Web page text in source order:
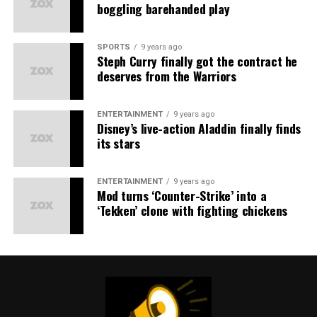
ducimus qui blanditiis praesentiumvoluptatum deleniti
atque corrupti
sint occaecati cupiditate non provident, similique sunt
in culpa qui officia deserunt mollitia animi, id est
laborum et dolorum fuga.
Quis autem vel eum iure reprehenderit qui in ea
voluptate velit esse quam nihil molestiae consequatur,
vel illum qui dolorem eum fugiat quo voluptas nulla
pariatur.
boggling barehanded play
SPORTS 9 years ago
Steph Curry finally got the contract he
deserves from the Warriors
ENTERTAINMENT 9 years ago
Disney’s live-action Aladdin finally finds
its stars
ENTERTAINMENT 9 years ago
Mod turns ‘Counter-Strike’ into a
‘Tekken’ clone with fighting chickens